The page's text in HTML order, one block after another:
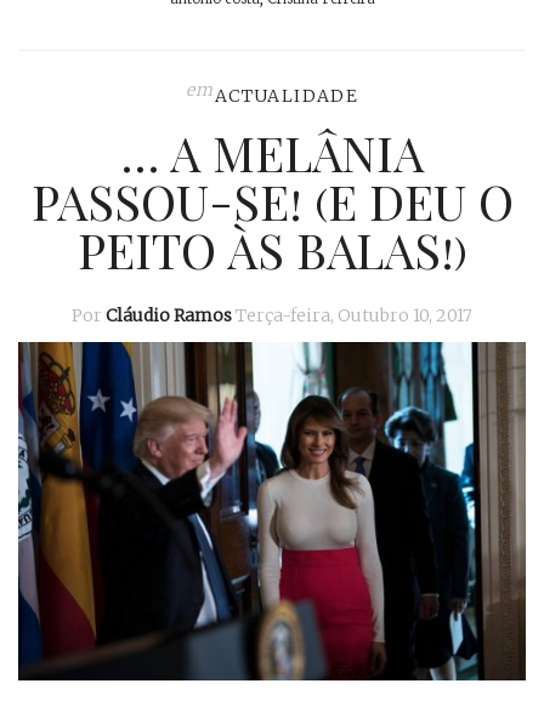
emACTUALIDADE
… A MELÂNIA
PASSOU-SE! (E DEU O
PEITO ÀS BALAS!)
Por Cláudio RamosTerça-feira, Outubro 10, 2017